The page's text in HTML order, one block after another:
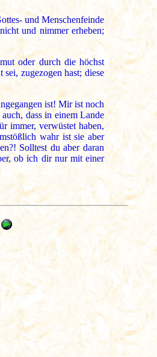
und Menschenfeinde
und nimmer erheben;
oder durch die höchst
zugezogen hast; diese
ist! Mir ist noch
dass in einem Lande
immer, verwüstet haben,
wahr ist sie aber
Solltest du aber daran
ob ich dir nur mit einer